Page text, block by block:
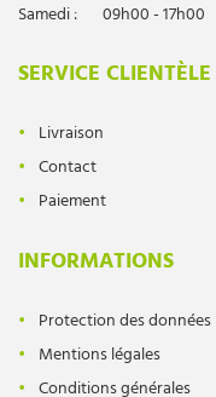
Samedi :
09h00 - 17h00
SERVICE CLIENTÈLE
Livraison
Contact
Paiement
INFORMATIONS
Protection des données
Mentions légales
Conditions générales